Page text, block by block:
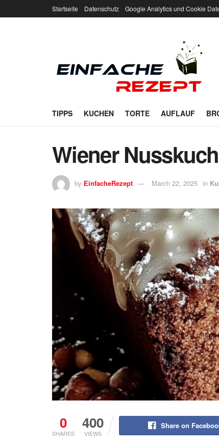
Startseite Datenschutz Google Analytics und Cookie
TIPPS KUCHEN TORTE AUFLAUF
Wiener
by EinfacheRezept March 22, 2025 in
0
SHARES
400
VIEWS
Share on